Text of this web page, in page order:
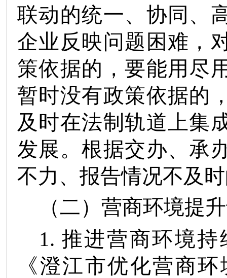
联动的统一、协同、
企业反映问题困难，
策依据的，要能用尽
暂时没有政策依据的
及时在法制轨道上集
发展。根据交办、承
不力、报告情况不及
（二）营商环境提
1. 推进营商环境持
《澄江市优化营商环